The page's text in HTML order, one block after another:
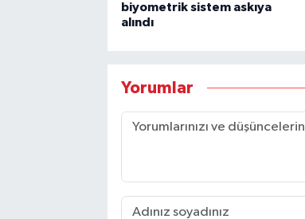
biyometrik sistem askıya
alındı
Yorumlar